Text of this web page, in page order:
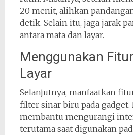
20 menit, alihkan
detik. Selain itu, jaga jarak
antara mata dan layar.
Menggunakan
Layar
Selanjutnya, manfaatkan
filter sinar biru pada
membantu mengurangi
terutama saat digunakan